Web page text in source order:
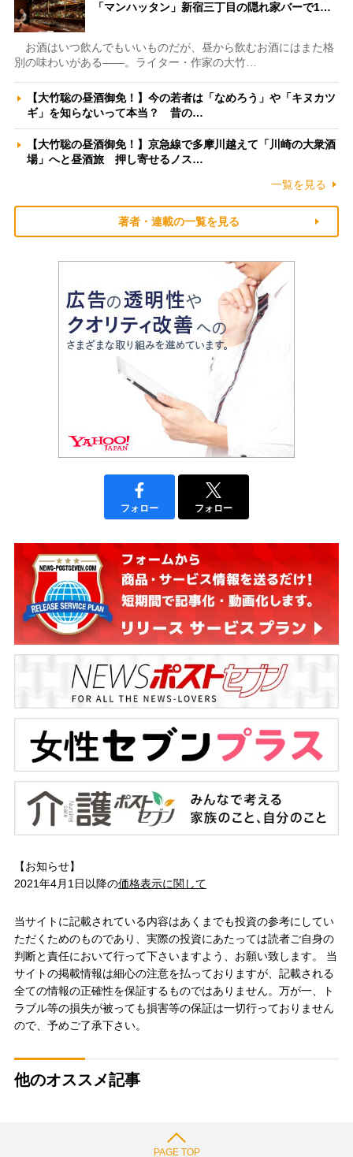
「マンハッタン」新宿三丁目の隠れ家バーで1…
お酒はいつ飲んでもいいものだが、昼から飲むお酒にはまた格
別の味わいがある――。ライター・作家の大竹…
【大竹聡の昼酒御免！】今の若者は「なめろう」や「キヌカツ
ギ」を知らないって本当？ 昔の…
【大竹聡の昼酒御免！】京急線で多摩川越えて「川崎の大衆酒
場」へと昼酒旅 押し寄せるノス…
一覧を見る
著者・連載の一覧を見る
フォロー フォロー
【お知らせ】
2021年4月1日以降の価格表示に関して
当サイトに記載されている内容はあくまでも投資の参考にしてい
ただくためのものであり、実際の投資にあたっては読者ご自身の
判断と責任において行って下さいますよう、お願い致します。 当
サイトの掲載情報は細心の注意を払っておりますが、記載される
全ての情報の正確性を保証するものではありません。万が一、ト
ラブル等の損失が被っても損害等の保証は一切行っておりません
ので、予めご了承下さい。
他のオススメ記事
PAGE TOP